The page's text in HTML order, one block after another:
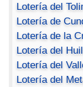
Lotería del
Lotería de
Lotería de la
Lotería del
Lotería del
Lotería del